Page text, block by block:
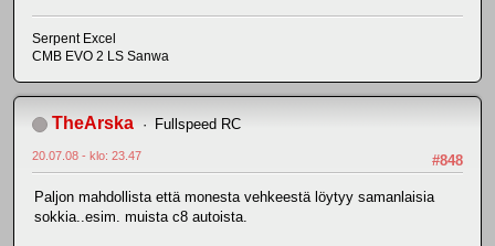
Serpent Excel
CMB EVO 2 LS Sanwa
TheArska Fullspeed RC
#848
20.07.08 - klo: 23.47
Paljon mahdollista että monesta vehkeestä löytyy samanlaisia
sokkia..esim. muista c8 autoista.